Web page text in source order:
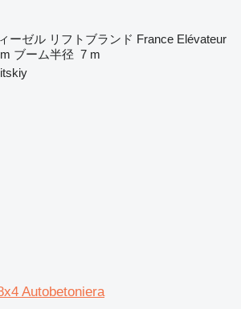
ーゼル リフトブランド France Elévateur
ブーム半径 7 m
Autobetoniera